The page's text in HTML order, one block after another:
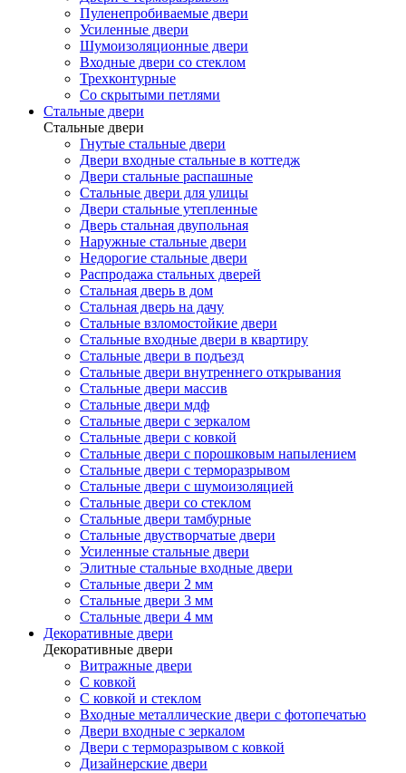
Пуленепробиваемые двери
Усиленные двери
Шумоизоляционные двери
Входные двери со стеклом
Трехконтурные
Со скрытыми петлями
Стальные двери
Стальные двери
Гнутые стальные двери
Двери входные стальные в коттедж
Двери стальные распашные
Стальные двери для улицы
Двери стальные утепленные
Дверь стальная двупольная
Наружные стальные двери
Недорогие стальные двери
Распродажа стальных дверей
Стальная дверь в дом
Стальная дверь на дачу
Стальные взломостойкие двери
Стальные входные двери в квартиру
Стальные двери в подъезд
Стальные двери внутреннего открывания
Стальные двери массив
Стальные двери мдф
Стальные двери с зеркалом
Стальные двери с ковкой
Стальные двери с порошковым напылением
Стальные двери с терморазрывом
Стальные двери с шумоизоляцией
Стальные двери со стеклом
Стальные двери тамбурные
Стальные двустворчатые двери
Усиленные стальные двери
Элитные стальные входные двери
Стальные двери 2 мм
Стальные двери 3 мм
Стальные двери 4 мм
Декоративные двери
Декоративные двери
Витражные двери
С ковкой
С ковкой и стеклом
Входные металлические двери с фотопечатью
Двери входные с зеркалом
Двери с терморазрывом с ковкой
Дизайнерские двери